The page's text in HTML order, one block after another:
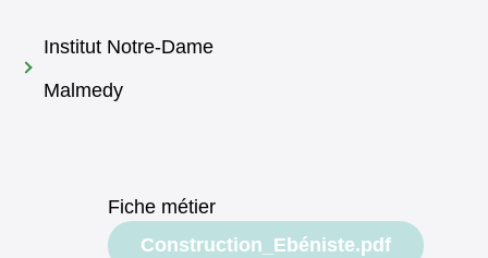
Institut Notre-Dame
Malmedy
Fiche métier
Document
Construction_Ebéniste.pdf